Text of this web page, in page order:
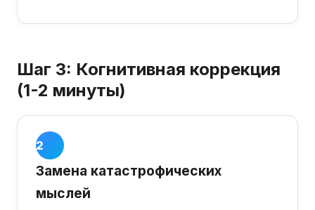
Шаг 3: Когнитивная коррекция
(1-2 минуты)
1-2
минуты
Замена катастрофических
мыслей